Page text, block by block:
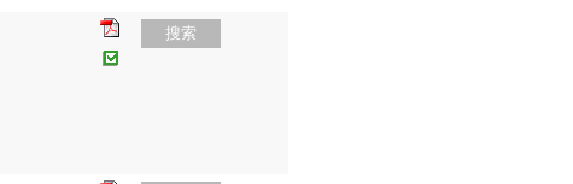
搜索